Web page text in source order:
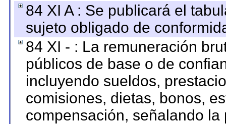
84 XI A : Se publicará el
sujeto obligado de
84 XI - : La remuneración
públicos de base o de
incluyendo sueldos,
comisiones, dietas, bonos,
compensación, señalando